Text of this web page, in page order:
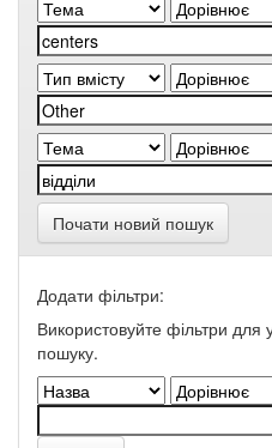
Почати новий пошук
Додати фільтри:
Використовуйте фільтри для
пошуку.